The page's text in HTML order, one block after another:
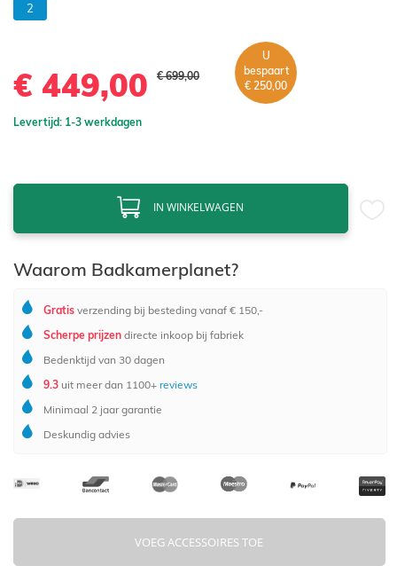
2
€ 449,00 € 699,00
U
bespaart
€ 250,00
Levertijd: 1-3 werkdagen
IN WINKELWAGEN
Waarom Badkamerplanet?
Gratis verzending bij besteding vanaf € 150,-
Scherpe prijzen directe inkoop bij fabriek
Bedenktijd van 30 dagen
9.3 uit meer dan 1100+ reviews
Minimaal 2 jaar garantie
Deskundig advies
VOEG ACCESSOIRES TOE